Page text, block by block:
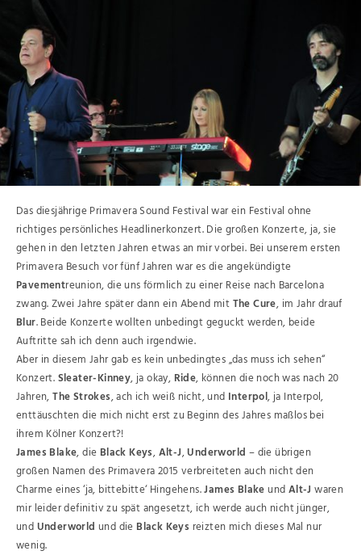
Das diesjährige Primavera Sound Festival war ein Festival ohne
richtiges persönliches Headlinerkonzert. Die großen Konzerte, ja, sie
gehen in den letzten Jahren etwas an mir vorbei. Bei unserem ersten
Primavera Besuch vor fünf Jahren war es die angekündigte
Pavementreunion, die uns förmlich zu einer Reise nach Barcelona
zwang. Zwei Jahre später dann ein Abend mitThe Cure, im Jahr drauf
Blur. Beide Konzerte wollten unbedingt geguckt werden, beide
Auftritte sah ich denn auch irgendwie.
Aber in diesem Jahr gab es kein unbedingtes „das muss ich sehen“
Konzert.Sleater-Kinney, ja okay, Ride, können die noch was nach 20
Jahren,The Strokes, ach ich weiß nicht, und Interpol, ja Interpol,
enttäuschten die mich nicht erst zu Beginn des Jahres maßlos bei
ihrem Kölner Konzert?!
James Blake, die Black Keys,Alt-J,Underworld – die übrigen
großen Namen des Primavera 2015 verbreiteten auch nicht den
Charme eines ‘ja, bittebitte‘ Hingehens.James Blake undAlt-J waren
mir leider definitiv zu spät angesetzt, ich werde auch nicht jünger,
undUnderworld und die Black Keys reizten mich dieses Mal nur
wenig.